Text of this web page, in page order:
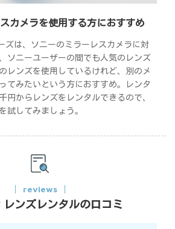
カメラを使用する方におすすめ
ズは、ソニーのミラーレスカメラに対
ソニーユーザーの間でも人気のレンズ
レンズを使用しているけれど、別のメ
てみたいという方におすすめ。レンタ
円からレンズをレンタルできるので、
試してみましょう。
reviews
レンズレンタルの口コミ